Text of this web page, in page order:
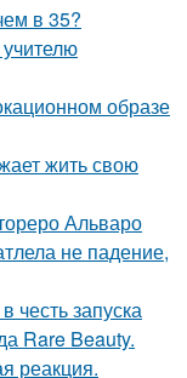
в 35?
образе
жить свою
Альваро
не падение,
честь запуска
Rare Beauty.
реакция.